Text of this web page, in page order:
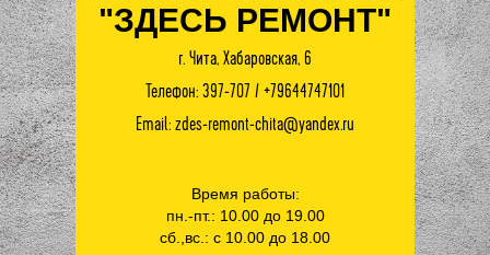
"ЗДЕСЬ РЕМОНТ"
Телефон: 397-707 / +79644747101
Время работы:
пн.-пт.: 10.00 до 19.00
сб.,вс.: с 10.00 до 18.00
Email: zdes-remont-chita@yandex.ru
г. Чита, Хабаровская, 6